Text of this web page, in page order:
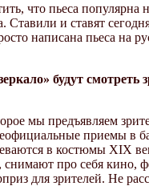
что пьеса популярна
Ставили и ставят
написана пьеса на
будут
мы предъявляем
приемы в
в костюмы XIX
снимают про себя кино,
для зрителей. Не